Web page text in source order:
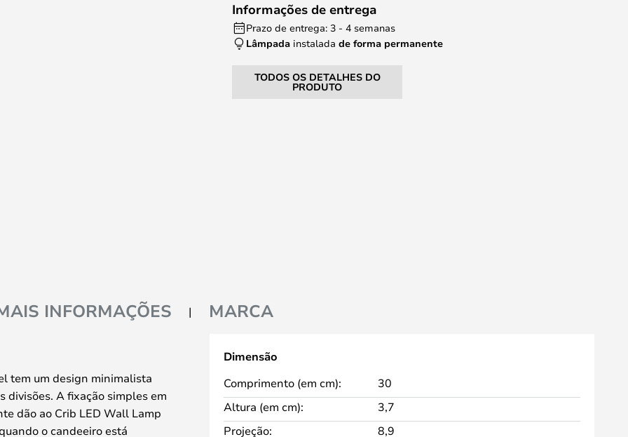
Informações de entrega
Prazo de entrega: 3 - 4 semanas
Lâmpada instaladade forma permanente
TODOS OS DETALHES DO
PRODUTO
INFORMAÇÕES MARCA
tem um design minimalista
divisões. A fixação simples em
dão ao Crib LED Wall Lamp
o candeeiro está
Dimensão
Comprimento (em cm):
30
Altura (em cm):
3,7
Projeção:
8,9